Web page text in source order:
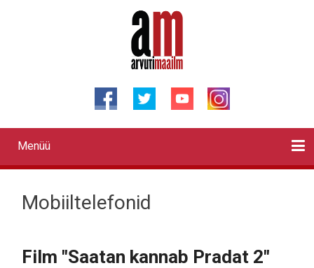
Primary
links
Menüü
Mobiiltelefonid
Film "Saatan kannab Pradat 2"